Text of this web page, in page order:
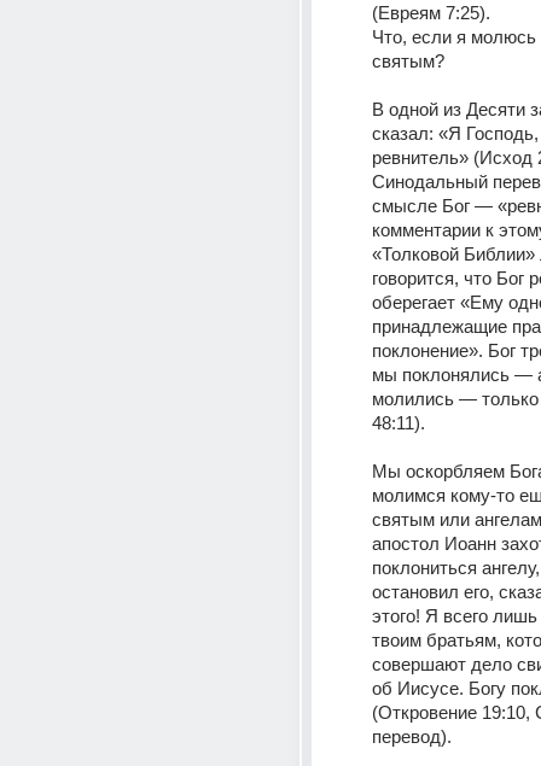
(Евреям 7:25).
Что, если я молюсь
святым?
В одной из Десяти
сказал: «Я
ревнитель» (Исход
Синодальный
смысле Бог —
комментарии к
«Толковой Библии»
говорится, что Бог
оберегает «Ему
принадлежащие
поклонение». Бог
мы поклонялись —
молились —
48:11).
Мы оскорбляем
молимся кому-то
святым или
апостол Иоанн
поклониться
остановил его,
этого! Я всего
твоим братьям,
совершают дело
об Иисусе. Богу
(Откровение 19:10,
перевод).